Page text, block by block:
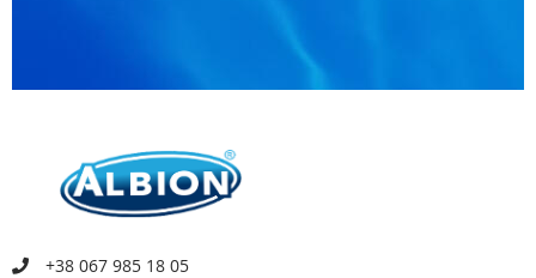
+38 067 985 18 05